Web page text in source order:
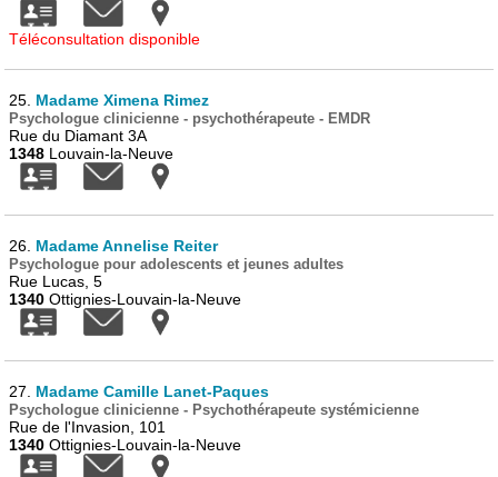
Téléconsultation disponible
25. Madame Ximena Rimez
Psychologue clinicienne - psychothérapeute - EMDR
Rue du Diamant 3A
1348 Louvain-la-Neuve
26. Madame Annelise Reiter
Psychologue pour adolescents et jeunes adultes
Rue Lucas, 5
1340 Ottignies-Louvain-la-Neuve
27. Madame Camille Lanet-Paques
Psychologue clinicienne - Psychothérapeute systémicienne
Rue de l'Invasion, 101
1340 Ottignies-Louvain-la-Neuve